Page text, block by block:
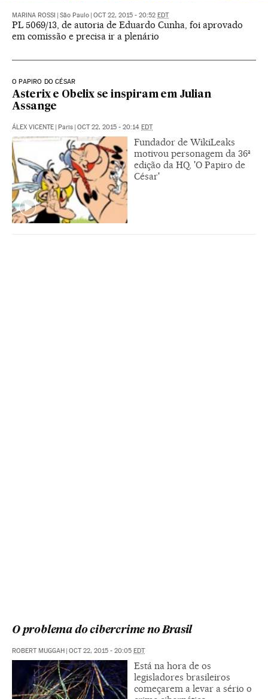
MARINA ROSSI São Paulo OCT 22, 2015 - 20:52 EDT
PL 5069/13, de autoria de Eduardo Cunha, foi aprovado
em comissão e precisa ir a plenário
O PAPIRO DO CÉSAR
Asterix e Obelix se inspiram em Julian
Assange
ÁLEX VICENTE Paris OCT 22, 2015 - 20:14 EDT
Fundador de WikiLeaks
motivou personagem da 36ª
edição da HQ, 'O Papiro de
César'
O problema do cibercrime no Brasil
ROBERT MUGGAH OCT 22, 2015 - 20:05 EDT
Está na hora de os
legisladores brasileiros
começarem a levar a sério o